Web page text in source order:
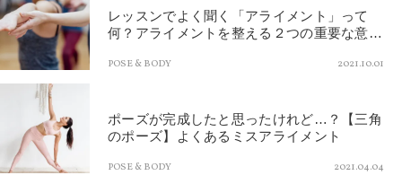
レッスンでよく聞く「アライメント」って
何？アライメントを整える２つの重要な意味
POSE & BODY 2021.10.01
ポーズが完成したと思ったけれど…？【三角
のポーズ】よくあるミスアライメント
POSE & BODY 2021.04.04